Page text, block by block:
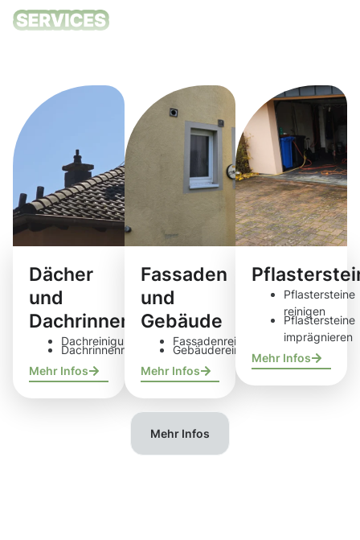
Dächer
und
Dachrinnen
Dachreinigung
Dachrinnenreinigung
Mehr Infos
Fassaden
und
Gebäude
Fassadenreinigung
Gebäudereinigung
Mehr Infos
Pflastersteine
reinigen
Pflastersteine
imprägnieren
Mehr Infos
Mehr Infos